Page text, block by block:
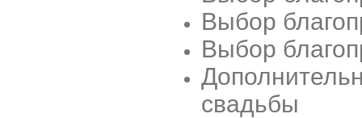
Выбор
Выбор
свадьбы